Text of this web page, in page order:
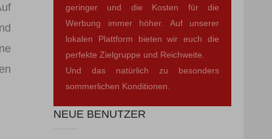
geringer und die Kosten für die
Werbung immer höher. Auf unserer
lokalen Plattform bieten wir euch die
perfekte Zielgruppe und Reichweite.
Und das natürlich zu besonders
sommerlichen Konditionen.
NEUE BENUTZER